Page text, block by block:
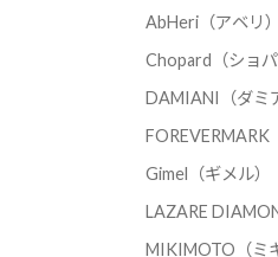
AbHeri（アベリ）
Chopard（ショパ
DAMIANI（ダミ
FOREVERMARK
Gimel（ギメル）
LAZARE
MIKIMOTO（ミ